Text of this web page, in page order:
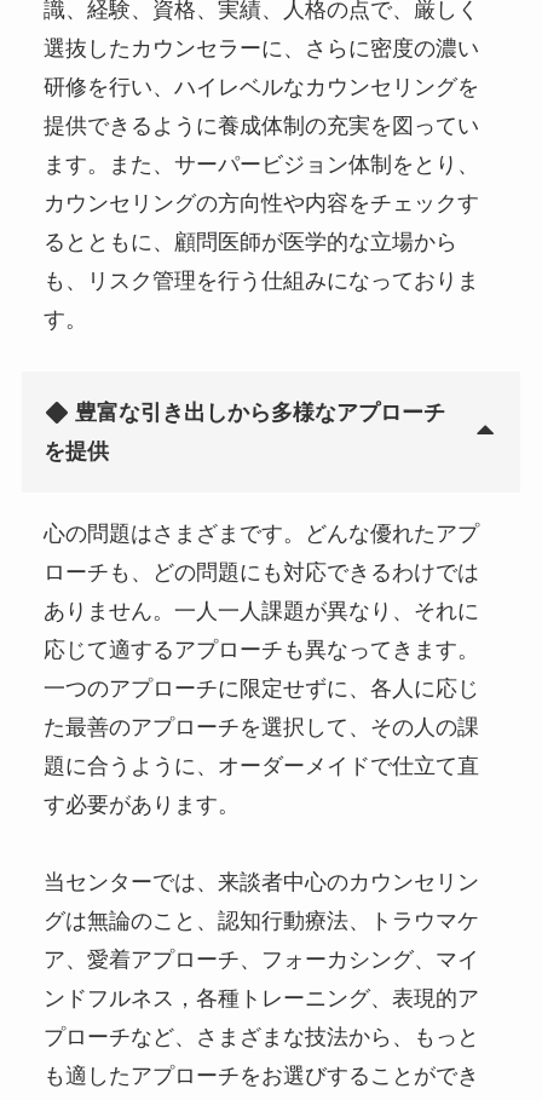
識、経験、資格、実績、人格の点で、厳しく
選抜したカウンセラーに、さらに密度の濃い
研修を行い、ハイレベルなカウンセリングを
提供できるように養成体制の充実を図ってい
ます。また、サーパービジョン体制をとり、
カウンセリングの方向性や内容をチェックす
るとともに、顧問医師が医学的な立場から
も、リスク管理を行う仕組みになっておりま
す。
豊富な引き出しから多様なアプローチ
を提供
心の問題はさまざまです。どんな優れたアプ
ローチも、どの問題にも対応できるわけでは
ありません。一人一人課題が異なり、それに
応じて適するアプローチも異なってきます。
一つのアプローチに限定せずに、各人に応じ
た最善のアプローチを選択して、その人の課
題に合うように、オーダーメイドで仕立て直
す必要があります。
当センターでは、来談者中心のカウンセリン
グは無論のこと、認知行動療法、トラウマケ
ア、愛着アプローチ、フォーカシング、マイ
ンドフルネス，各種トレーニング、表現的ア
プローチなど、さまざまな技法から、もっと
も適したアプローチをお選びすることができ